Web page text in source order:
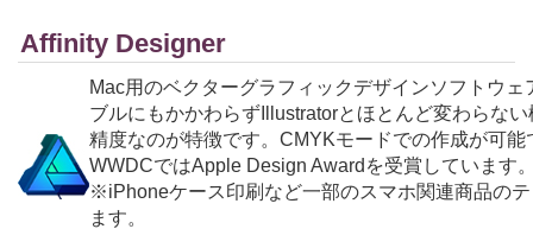
Affinity Designer
Mac用のベクターグラフィックデザインソフトウ
ブルにもかかわらずIllustratorとほとんど変わらな
精度なのが特徴です。CMYKモードでの作成が可
WWDCではApple Design Awardを受賞しています
※iPhoneケース印刷など一部のスマホ関連商品の
ます。